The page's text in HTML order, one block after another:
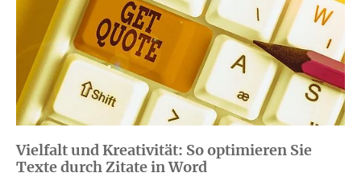
Vielfalt und Kreativität: So optimieren Sie
Texte durch Zitate in Word